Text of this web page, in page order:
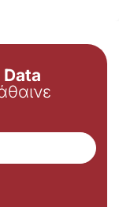
Data